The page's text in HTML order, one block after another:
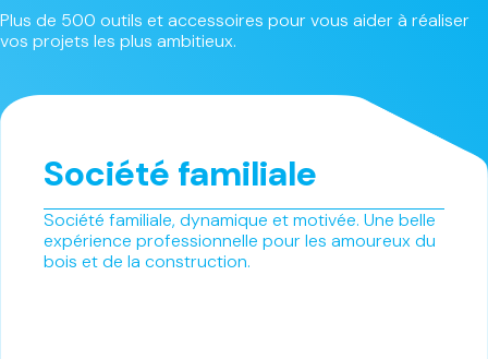
Plus de 500 outils et accessoires pour vous aider à réaliser
vos projets les plus ambitieux.
Société familiale
Société familiale, dynamique et motivée. Une belle
expérience professionnelle pour les amoureux du
bois et de la construction.